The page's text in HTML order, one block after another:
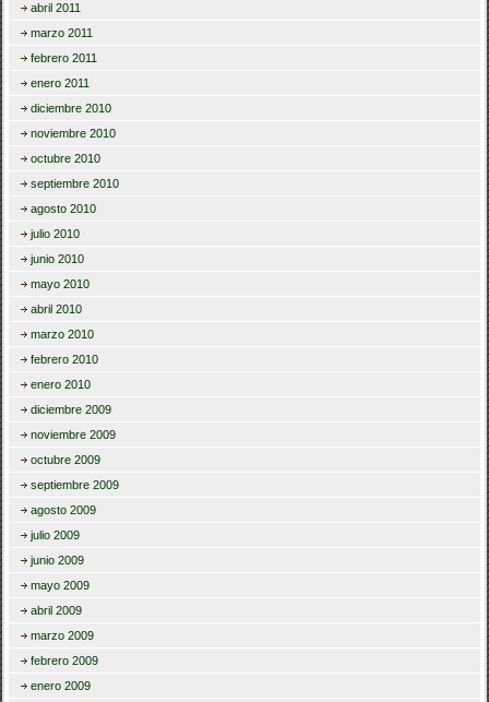
abril 2011
marzo 2011
febrero 2011
enero 2011
diciembre 2010
noviembre 2010
octubre 2010
septiembre 2010
agosto 2010
julio 2010
junio 2010
mayo 2010
abril 2010
marzo 2010
febrero 2010
enero 2010
diciembre 2009
noviembre 2009
octubre 2009
septiembre 2009
agosto 2009
julio 2009
junio 2009
mayo 2009
abril 2009
marzo 2009
febrero 2009
enero 2009